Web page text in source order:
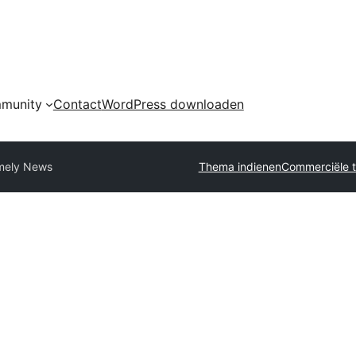
ContactWordPress downloaden
News Thema indienenCommerciële